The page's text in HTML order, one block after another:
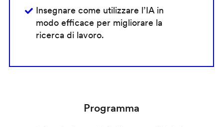
Insegnare come utilizzare l’IA in
modo efficace per migliorare la
ricerca di lavoro.
Programma